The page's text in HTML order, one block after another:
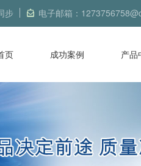
步 电子邮箱：
页 成功案例 产品